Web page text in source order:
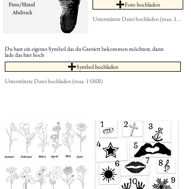
Foto hochladen
Unterstützte Datei hochladen (max. 15MB)
Du hast ein eigenes Symbol das du Graviert bekommen möchtest, dann
lade das hier hoch
Symbol hochladen
Unterstützte Datei hochladen (max. 15MB)